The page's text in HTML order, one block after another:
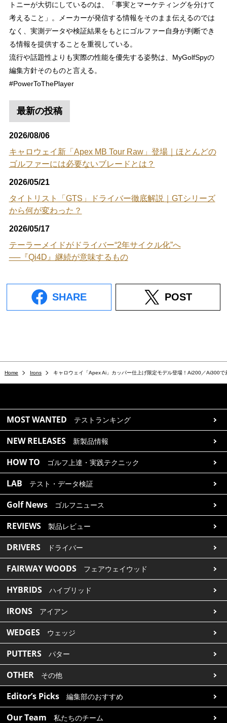
トニーが大切にしているのは、「事実とマーケティングを分けて
考えること」。メーカーが発信する情報をそのまま伝えるのでは
なく、実測データや検証結果をもとにゴルファー自身が判断でき
る情報を提供することを重視している。
流行や話題性よりも実際の性能を優先する姿勢は、MyGolfSpyの
編集方針そのものと言える。
#PowerToThePlayer
最新の投稿
2026/08/06
キャロウェイ新「Apex MB Tour Raw」登場｜ほとんどの
ゴルファーには必要ないブレードとは？
2026/05/21
タイトリスト「GTS」ドライバー徹底解説｜GTシリーズ
から何が変わった？
2026/05/17
テーラーメイドがドライバー“2年サイクル化”へ
──『Qi4D』継続が意味するもの
SHARE POST
Home Irons キャロウェイ「Apex Ai」カッパー仕上げ限定モデル登場！Ai200／Ai300で
MOST WANTED テストランキング
NEW RELEASES 新製品情報
HOW TO ゴルフ上達・実践テクニック
LAB テスト・データ検証
Golf News ゴルフニュース
REVIEWS 製品レビュー
DRIVERS ドライバー
FAIRWAY WOODS フェアウェイウッド
HYBRIDS ハイブリッド
IRONS アイアン
WEDGES ウェッジ
PUTTERS パター
OTHER その他
Editor’s Picks 編集部のおすすめ
Our Team 私たちのチーム